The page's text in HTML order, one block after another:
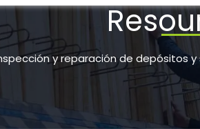
y reparación de depósitos